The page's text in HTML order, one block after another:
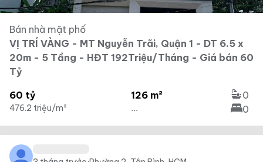
Bán nhà mặt phố
VỊ TRÍ VÀNG - MT Nguyễn Trãi, Quận 1 - DT 6.5 x
20m - 5 Tầng - HĐT 192Triệu/Tháng - Giá bán 60
Tỷ
60 tỷ
476.2 triệu/m²
126 m²
...
0
0